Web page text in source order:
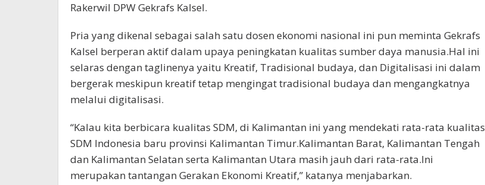
Rakerwil DPW Gekrafs Kalsel.
Pria yang dikenal sebagai salah satu dosen ekonomi nasional ini pun meminta Gekrafs
Kalsel berperan aktif dalam upaya peningkatan kualitas sumber daya manusia.Hal ini
selaras dengan taglinenya yaitu Kreatif, Tradisional budaya, dan Digitalisasi ini dalam
bergerak meskipun kreatif tetap mengingat tradisional budaya dan mengangkatnya
melalui digitalisasi.
“Kalau kita berbicara kualitas SDM, di Kalimantan ini yang mendekati rata-rata kualitas
SDM Indonesia baru provinsi Kalimantan Timur.Kalimantan Barat, Kalimantan Tengah
dan Kalimantan Selatan serta Kalimantan Utara masih jauh dari rata-rata.Ini
merupakan tantangan Gerakan Ekonomi Kreatif,” katanya menjabarkan.